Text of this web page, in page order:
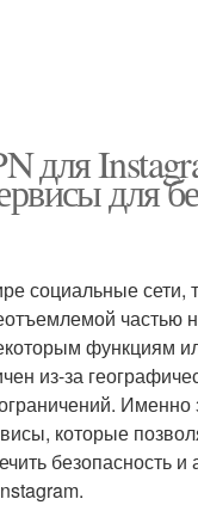
для
для
социальные сети,
частью
функциям
из-за
которые
безопасность